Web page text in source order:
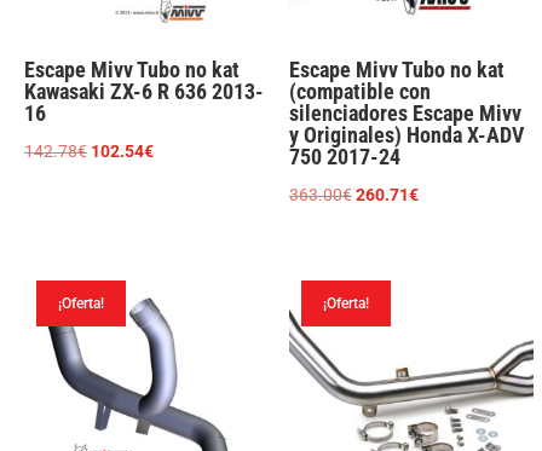
Escape Mivv Tubo no kat
Kawasaki ZX-6 R 636 2013-
16
142.78€ El
102.54€El
Escape Mivv Tubo no kat
(compatible con
silenciadores Escape Mivv
y Originales) Honda X-ADV
750 2017-24
363.00€El
era:
260.71€El
¡Oferta! ¡Oferta!